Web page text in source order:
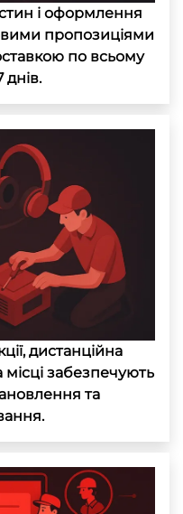
і оформлення
пропозиціями
по всьому
днів.
дистанційна
забезпечують
та